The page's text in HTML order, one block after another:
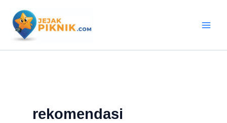
konten
rekomendasi